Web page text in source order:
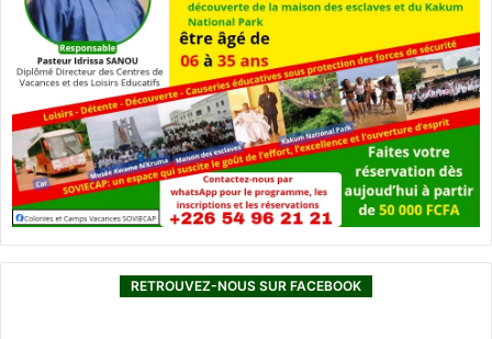
RETROUVEZ-NOUS SUR FACEBOOK